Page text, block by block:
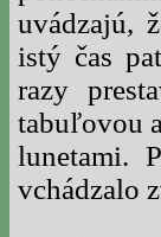
uvádzajú,
istý čas
razy
tabuľovou
lunetami.
vchádzalo